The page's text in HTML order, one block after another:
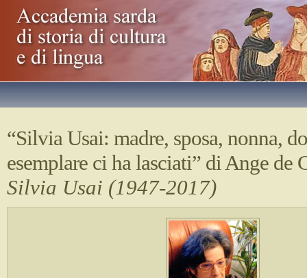
“Silvia Usai: madre, sposa, nonna,
esemplare ci ha lasciati” di Ange de
Silvia Usai (1947-2017)